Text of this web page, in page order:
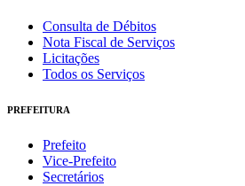
Consulta de Débitos
Nota Fiscal de Serviços
Licitações
Todos os Serviços
PREFEITURA
Prefeito
Vice-Prefeito
Secretários